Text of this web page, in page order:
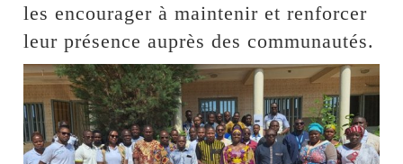
les encourager à maintenir et renforcer
leur présence auprès des communautés.